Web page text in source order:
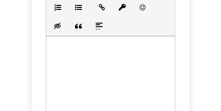
Вставка скрытого текста
Вставка цитаты
Вставка спойлера